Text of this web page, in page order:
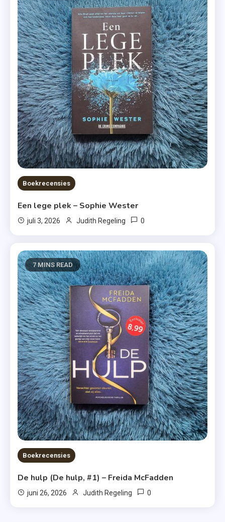
Boekrecensies
Een lege plek – Sophie Wester
juli 3, 2026 Judith Regeling 0
7 MINS READ
Boekrecensies
De hulp (De hulp, #1) – Freida McFadden
juni 26, 2026 Judith Regeling 0